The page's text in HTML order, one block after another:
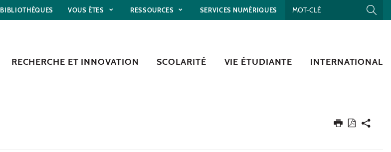
BIBLIOTHÈQUES VOUS ÊTES RESSOURCES SERVICES NUMÉRIQUES
RECHERCHE ET INNOVATION SCOLARITÉ VIE ÉTUDIANTE INTERNATIONAL